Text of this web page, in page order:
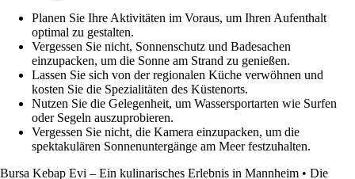
Planen Sie Ihre Aktivitäten im Voraus, um Ihren Aufenthalt
optimal zu gestalten.
Vergessen Sie nicht, Sonnenschutz und Badesachen
einzupacken, um die Sonne am Strand zu genießen.
Lassen Sie sich von der regionalen Küche verwöhnen und
kosten Sie die Spezialitäten des Küstenorts.
Nutzen Sie die Gelegenheit, um Wassersportarten wie Surfen
oder Segeln auszuprobieren.
Vergessen Sie nicht, die Kamera einzupacken, um die
spektakulären Sonnenuntergänge am Meer festzuhalten.
Bursa Kebap Evi – Ein kulinarisches Erlebnis in Mannheim • Die